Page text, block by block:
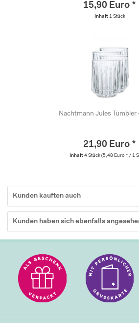
15,90 Euro *
Inhalt 1 Stück
Nachtmann Jules Tumbler
21,90 Euro *
Inhalt 4 Stück (5,48 Euro * / 1
Kunden kauften auch
Kunden haben sich ebenfalls